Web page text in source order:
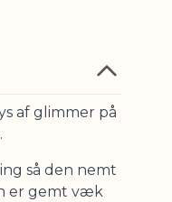
af glimmer på
så den nemt
er gemt væk